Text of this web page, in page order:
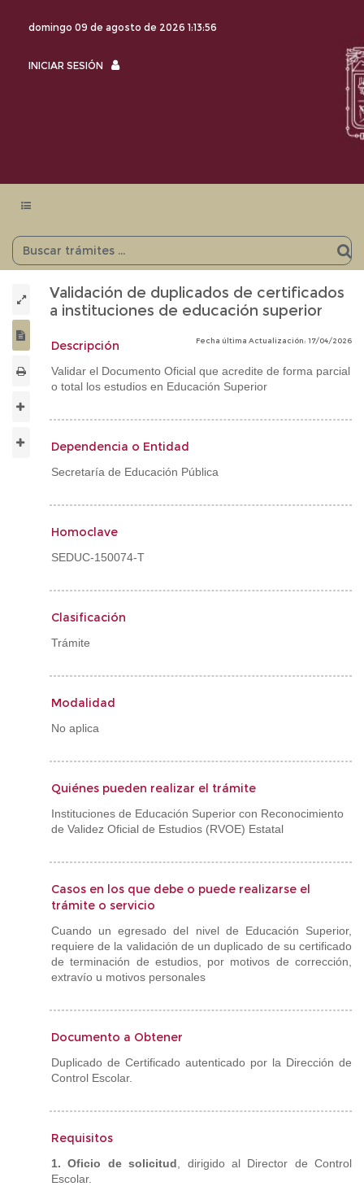
domingo 09 de agosto de 2026 1:13:57
INICIAR SESIÓN
INICIAR
Menu
Validación de duplicados de certificados
a instituciones de educación superior
Fecha última Actualización: 17/04/2026
Descripción
Validar el Documento Oficial que acredite de forma parcial
o total los estudios en Educación Superior
Dependencia o Entidad
Secretaría de Educación Pública
Homoclave
SEDUC-150074-T
Clasificación
Trámite
Modalidad
No aplica
Quiénes pueden realizar el trámite
Instituciones de Educación Superior con Reconocimiento
de Validez Oficial de Estudios (RVOE) Estatal
Casos en los que debe o puede realizarse el
trámite o servicio
Cuando un egresado del nivel de Educación Superior,
requiere de la validación de un duplicado de su certificado
de terminación de estudios, por motivos de corrección,
extravío u motivos personales
Documento a Obtener
Duplicado de Certificado autenticado por la Dirección de
Control Escolar.
Requisitos
1. Oficio de solicitud , dirigido al Director de Control
Escolar.